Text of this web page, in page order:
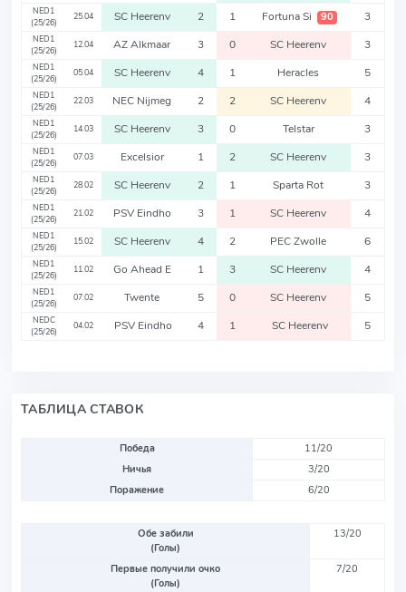
NED1
(25/26)
25.04 SC Heerenv 2 1 Fortuna Si 90 3
NED1
(25/26)
12.04 AZ Alkmaar 3 0 SC Heerenv 3
NED1
(25/26)
05.04 SC Heerenv 4 1 Heracles 5
NED1
(25/26)
22.03 NEC Nijmeg 2 2 SC Heerenv 4
NED1
(25/26)
14.03 SC Heerenv 3 0 Telstar 3
NED1
(25/26)
07.03 Excelsior 1 2 SC Heerenv 3
NED1
(25/26)
28.02 SC Heerenv 2 1 Sparta Rot 3
NED1
(25/26)
21.02 PSV Eindho 3 1 SC Heerenv 4
NED1
(25/26)
15.02 SC Heerenv 4 2 PEC Zwolle 6
NED1
(25/26)
11.02 Go Ahead E 1 3 SC Heerenv 4
NED1
(25/26)
07.02 Twente 5 0 SC Heerenv 5
NEDC
(25/26)
04.02 PSV Eindho 4 1 SC Heerenv 5
ТАБЛИЦА СТАВОК
Победа
11/20
Ничья
3/20
Поражение
6/20
Обе забили
(Голы)
13/20
Первые получили очко
(Голы)
7/20